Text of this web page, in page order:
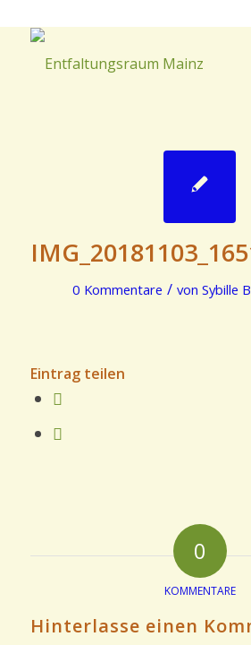
0 Kommentare / von Sybille
Eintrag teilen
0
KOMMENTARE
Hinterlasse einen